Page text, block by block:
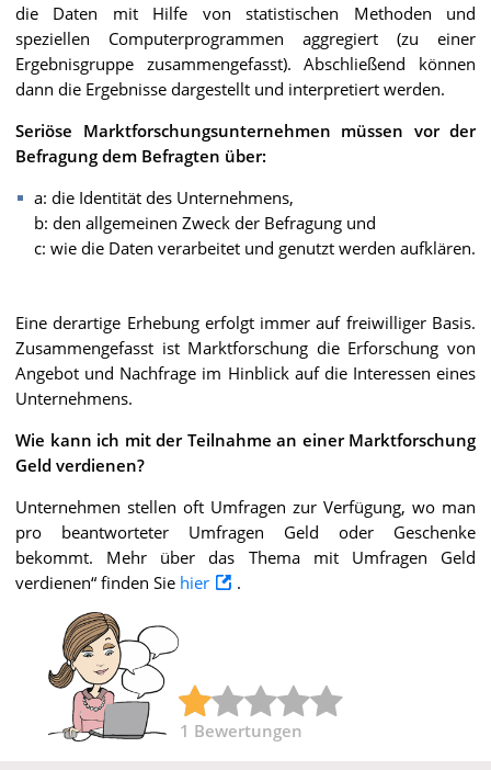
die Daten mit Hilfe von statistischen Methoden und
speziellen Computerprogrammen aggregiert (zu einer
Ergebnisgruppe zusammengefasst). Abschließend können
dann die Ergebnisse dargestellt und interpretiert werden.
Seriöse Marktforschungsunternehmen müssen vor der
Befragung dem Befragten über:
a: die Identität des Unternehmens,
b: den allgemeinen Zweck der Befragung und
c: wie die Daten verarbeitet und genutzt werden aufklären.
Eine derartige Erhebung erfolgt immer auf freiwilliger Basis.
Zusammengefasst ist Marktforschung die Erforschung von
Angebot und Nachfrage im Hinblick auf die Interessen eines
Unternehmens.
Wie kann ich mit der Teilnahme an einer Marktforschung
Geld verdienen?
Unternehmen stellen oft Umfragen zur Verfügung, wo man
pro beantworteter Umfragen Geld oder Geschenke
bekommt. Mehr über das Thema mit Umfragen Geld
verdienen“ finden Sie hier .
1 Bewertungen